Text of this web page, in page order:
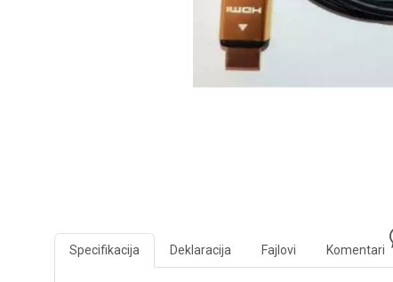
Specifikacija Deklaracija Fajlovi Komentari